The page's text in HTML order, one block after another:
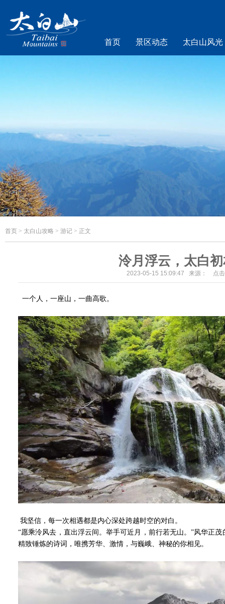
首页 景区动态 太白山风光
首页 > 太白山攻略 > 游记 > 正文
泠月浮云，太白
2023-05-15 15:09:47 来源： 点
一个人，一座山，一曲高歌。
我坚信，每一次相遇都是内心深处跨越时空的对白。
“愿乘泠风去，直出浮云间。举手可近月，前行若无山。”风华正
精致锤炼的诗词，唯携芳华、激情，与巍峨、神秘的你相见。